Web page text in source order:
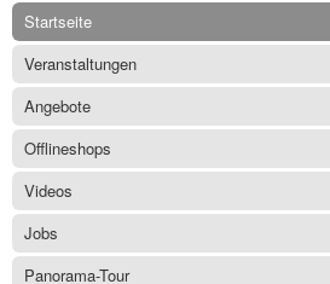
Startseite
Veranstaltungen
Angebote
Offlineshops
Videos
Jobs
Panorama-Tour